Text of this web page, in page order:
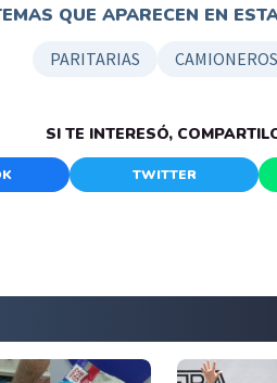
QUE APARECEN EN
PARITARIAS CAMIONEROS
SI TE INTERESÓ,
TWITTER